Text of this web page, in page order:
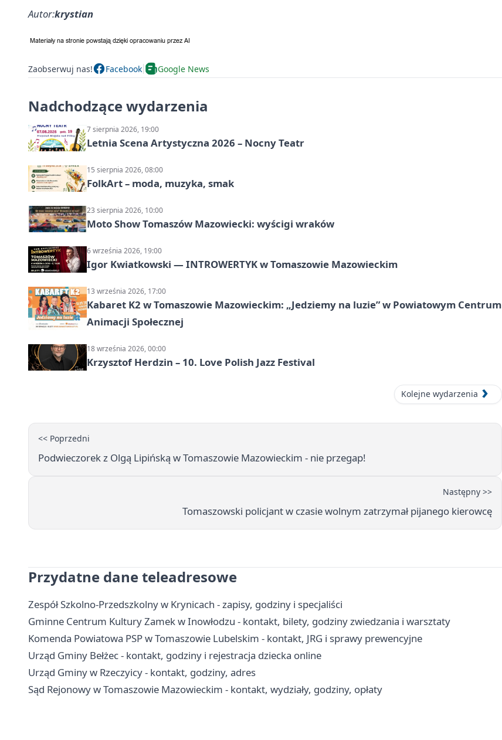
Autor:krystian
Zaobserwuj nas! Facebook Google News
Nadchodzące wydarzenia
7 sierpnia 2026, 19:00
Letnia Scena Artystyczna 2026 – Nocny Teatr
15 sierpnia 2026, 08:00
FolkArt – moda, muzyka, smak
23 sierpnia 2026, 10:00
Moto Show Tomaszów Mazowiecki: wyścigi wraków
6 września 2026, 19:00
Igor Kwiatkowski — INTROWERTYK w Tomaszowie Mazowieckim
13 września 2026, 17:00
Kabaret K2 w Tomaszowie Mazowieckim: „Jedziemy na luzie” w Powiatowym Centrum
Animacji Społecznej
18 września 2026, 00:00
Krzysztof Herdzin – 10. Love Polish Jazz Festival
Kolejne wydarzenia
<< Poprzedni
Podwieczorek z Olgą Lipińską w Tomaszowie Mazowieckim - nie przegap!
Następny >>
Tomaszowski policjant w czasie wolnym zatrzymał pijanego kierowcę
Przydatne dane teleadresowe
Zespół Szkolno-Przedszkolny w Krynicach - zapisy, godziny i specjaliści
Gminne Centrum Kultury Zamek w Inowłodzu - kontakt, bilety, godziny zwiedzania i warsztaty
Komenda Powiatowa PSP w Tomaszowie Lubelskim - kontakt, JRG i sprawy prewencyjne
Urząd Gminy Bełżec - kontakt, godziny i rejestracja dziecka online
Urząd Gminy w Rzeczyicy - kontakt, godziny, adres
Sąd Rejonowy w Tomaszowie Mazowieckim - kontakt, wydziały, godziny, opłaty